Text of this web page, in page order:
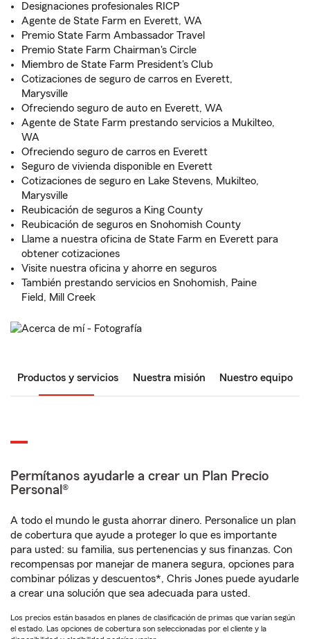
Designaciones profesionales RICP
Agente de State Farm en Everett, WA
Premio State Farm Ambassador Travel
Premio State Farm Chairman's Circle
Miembro de State Farm President's Club
Cotizaciones de seguro de carros en Everett,
Marysville
Ofreciendo seguro de auto en Everett, WA
Agente de State Farm prestando servicios a Mukilteo,
WA
Ofreciendo seguro de carros en Everett
Seguro de vivienda disponible en Everett
Cotizaciones de seguro en Lake Stevens, Mukilteo,
Marysville
Reubicación de seguros a King County
Reubicación de seguros en Snohomish County
Llame a nuestra oficina de State Farm en Everett para
obtener cotizaciones
Visite nuestra oficina y ahorre en seguros
También prestando servicios en Snohomish, Paine
Field, Mill Creek
Productos y servicios Nuestra misión Nuestro equipo
Permítanos ayudarle a crear un Plan Precio
Personal®
A todo el mundo le gusta ahorrar dinero. Personalice un plan
de cobertura que ayude a proteger lo que es importante
para usted: su familia, sus pertenencias y sus finanzas. Con
recompensas por manejar de manera segura, opciones para
combinar pólizas y descuentos*, Chris Jones puede ayudarle
a crear una solución que sea adecuada para usted.
Los precios están basados en planes de clasificación de primas que varían según
el estado. Las opciones de cobertura son seleccionadas por el cliente y la